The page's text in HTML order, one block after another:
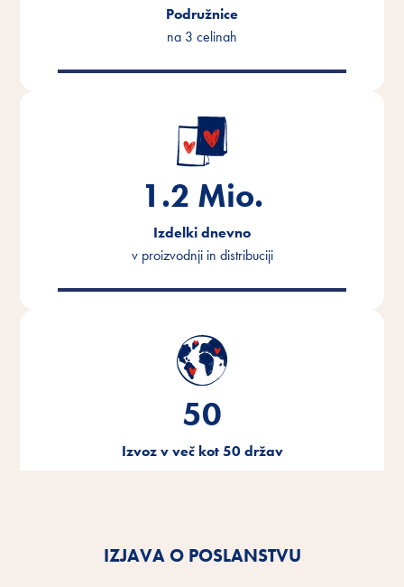
Podružnice
na 3 celinah
1.2 Mio.
Izdelki dnevno
v proizvodnji in distribuciji
50
Izvoz v več kot 50 držav
IZJAVA O POSLANSTVU